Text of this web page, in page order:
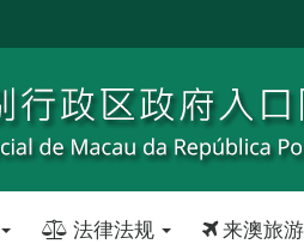
法律法规 来澳旅游